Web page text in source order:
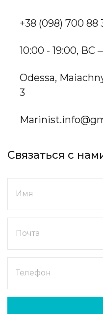
+38 (098) 700 88
10:00 - 19:00,
Odessa,
3
Связаться с